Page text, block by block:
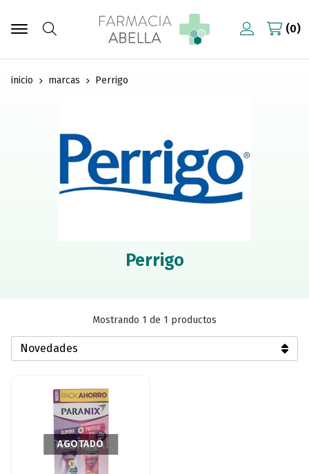
Buscar
0
inicio marcas Perrigo
Perrigo
Mostrando 1 de 1 productos
AGOTADO